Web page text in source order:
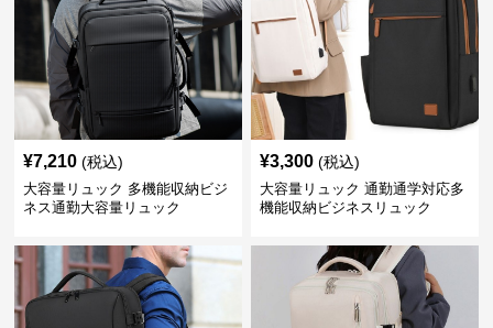
¥7,210 (税込)
大容量リュック 多機能収納ビジ
ネス通勤大容量リュック
¥3,300 (税込)
大容量リュック 通勤通学対応多
機能収納ビジネスリュック